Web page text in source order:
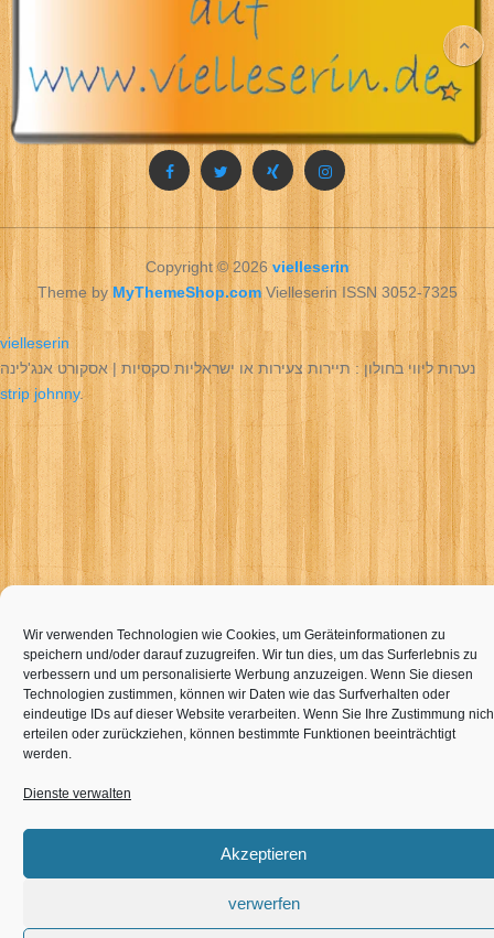
Copyright © 2026vielleserin
Theme by MyThemeShop.comVielleserin ISSN 3052-7325
vielleserin
Wir verwenden Technologien wie Cookies, um Geräteinformationen zu
speichern und/oder darauf zuzugreifen. Wir tun dies, um das Surferlebnis zu
verbessern und um personalisierte Werbung anzuzeigen. Wenn Sie diesen
Technologien zustimmen, können wir Daten wie das Surfverhalten oder
eindeutige IDs auf dieser Website verarbeiten. Wenn Sie Ihre Zustimmung
erteilen oder zurückziehen, können bestimmte Funktionen beeinträchtigt
werden.
Dienste verwalten
Akzeptieren
verwerfen
נערות ליווי בחולון : תיירות צעירות או ישראליות סקסיות | אסקורט אנג'לינה
strip johnny.